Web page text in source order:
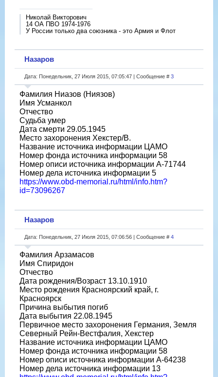
Николай Викторович
14 ОА ПВО 1974-1976
У России только два союзника - это Армия и Флот
Назаров
Дата: Понедельник, 27 Июля 2015, 07:05:47 | Сообщение # 3
Фамилия Ниазов (Ниязов)
Имя Усманкол
Отчество
Судьба умер
Дата смерти 29.05.1945
Место захоронения Хекстер/В.
Название источника информации ЦАМО
Номер фонда источника информации 58
Номер описи источника информации A-71744
Номер дела источника информации 5
https://www.obd-memorial.ru/html/info.htm?
id=73096267
Назаров
Дата: Понедельник, 27 Июля 2015, 07:06:56 | Сообщение # 4
Фамилия Арзамасов
Имя Спиридон
Отчество
Дата рождения/Возраст 13.10.1910
Место рождения Красноярский край, г.
Красноярск
Причина выбытия погиб
Дата выбытия 22.08.1945
Первичное место захоронения Германия, Земля
Северный Рейн-Вестфалия, Хекстер
Название источника информации ЦАМО
Номер фонда источника информации 58
Номер описи источника информации A-64238
Номер дела источника информации 13